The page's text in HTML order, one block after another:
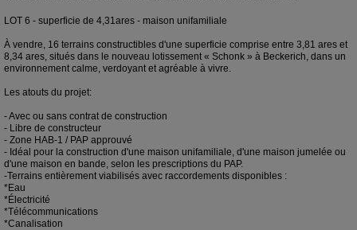
LOT 6 - superficie de 4,31ares - maison unifamiliale
À vendre, 16 terrains constructibles d'une superficie comprise entre 3,81 ares et
8,34 ares, situés dans le nouveau lotissement « Schonk » à Beckerich, dans un
environnement calme, verdoyant et agréable à vivre.
Les atouts du projet:
- Avec ou sans contrat de construction
- Libre de constructeur
- Zone HAB-1 / PAP approuvé
- Idéal pour la construction d'une maison unifamiliale, d'une maison jumelée ou
d'une maison en bande, selon les prescriptions du PAP.
-Terrains entièrement viabilisés avec raccordements disponibles :
*Eau
*Électricité
*Télécommunications
*Canalisation